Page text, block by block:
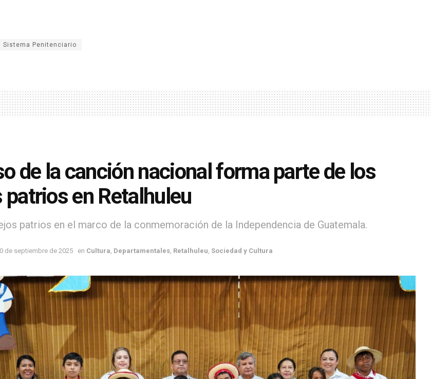
Sistema Penitenciario
de la canción nacional forma parte de los
en Retalhuleu
patrios en el marco de la conmemoración de la Independencia de Guatemala.
de septiembre de 2025 en Cultura Departamentales Retalhuleu Sociedad y Cultura